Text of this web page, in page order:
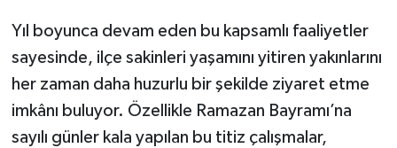
Yıl boyunca devam eden bu kapsamlı faaliyetler
sayesinde, ilçe sakinleri yaşamını yitiren yakınlarını
her zaman daha huzurlu bir şekilde ziyaret etme
imkânı buluyor. Özellikle Ramazan Bayramı’na
sayılı günler kala yapılan bu titiz çalışmalar,